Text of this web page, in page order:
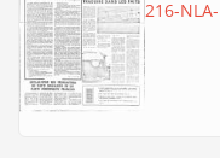
216-